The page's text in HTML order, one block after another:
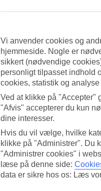
Vi anvender cookies og
hjemmeside. Nogle er
sikkert (nødvendige
personligt tilpasset indhold
cookies, statistik og
Ved at klikke på "Accepter"
"Afvis" accepterer du kun
dine interesser.
Hvis du vil vælge, hvilke
klikke på "Administrer". Du
"Administrer cookies" i
læse på denne side:
data er sikre hos os: Læs